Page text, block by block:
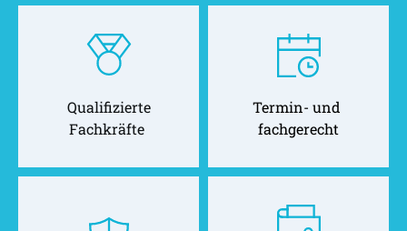
Qualifizierte
Fachkräfte
Termin- und
fachgerecht